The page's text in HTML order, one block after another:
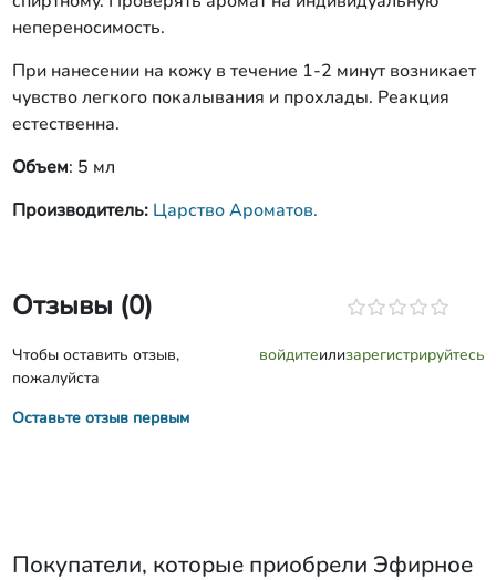
непереносимость.
При нанесении на кожу в течение 1-2 минут возникает
чувство легкого покалывания и прохлады. Реакция
естественна.
Объем: 5 мл
Производитель: Царство Ароматов.
Отзывы (0)
Чтобы оставить отзыв,
пожалуйста
войдитеилизарегистрируйтесь
Оставьте отзыв первым
Покупатели, которые приобрели Эфирное